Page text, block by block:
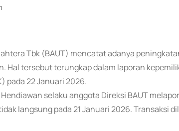
Tbk (BAUT) mencatat adanya
Hal tersebut terungkap dalam laporan
pada 22 Januari 2026.
selaku anggota Direksi BAUT
langsung pada 21 Januari 2026. Transaksi